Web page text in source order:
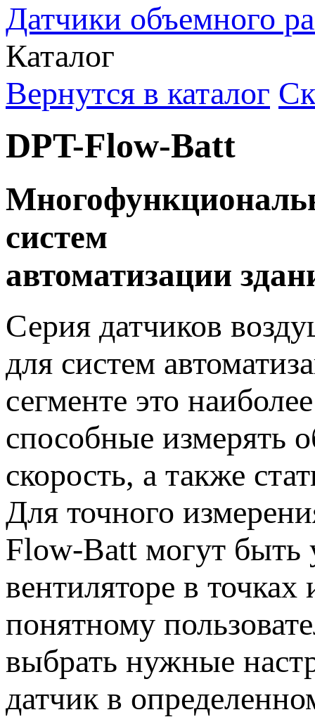
Датчики объемного
Каталог
Вернутся в каталог
DPT-Flow-Batt
систем
автоматизации
Серия датчиков
для систем
сегменте это
способные измерять
скорость, а также
Для точного
Flow-Batt могут быть
вентиляторе в
понятному
выбрать нужные
датчик в